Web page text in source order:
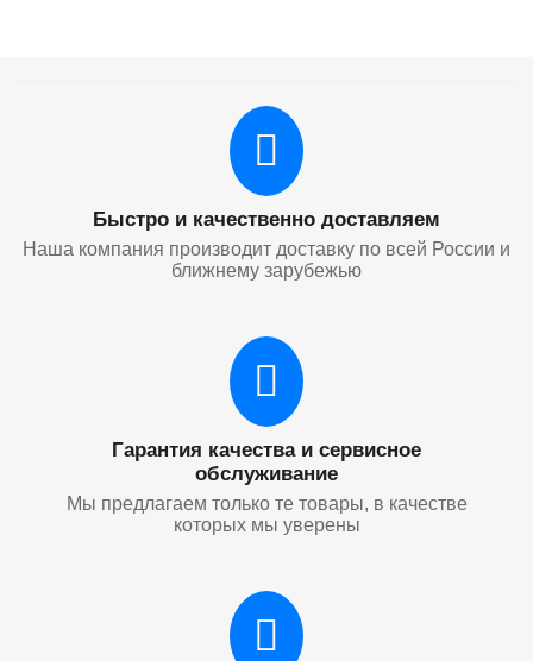
Быстро и качественно доставляем
Наша компания производит доставку по всей России и
ближнему зарубежью
Гарантия качества и сервисное
обслуживание
Мы предлагаем только те товары, в качестве
которых мы уверены